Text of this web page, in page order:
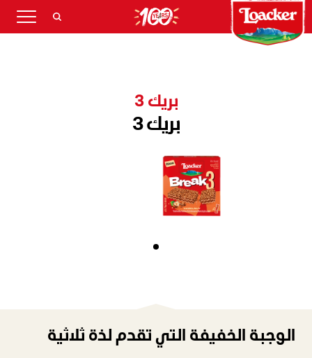
بريك 3
بريك 3
الوجبة الخفيفة التي تقدم لذة ثلاثية